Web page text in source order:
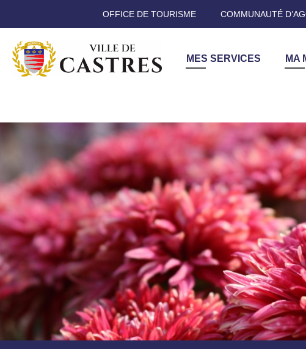
OFFICE DE TOURISME COMMUNAUTÉ
MES SERVICES MA